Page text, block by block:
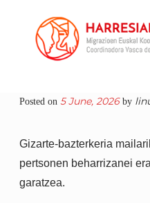
content
reconocida su
Posted on 5 June, 2026by
Gizarte-bazterkeria
pertsonen beharrizanei
garatzea.